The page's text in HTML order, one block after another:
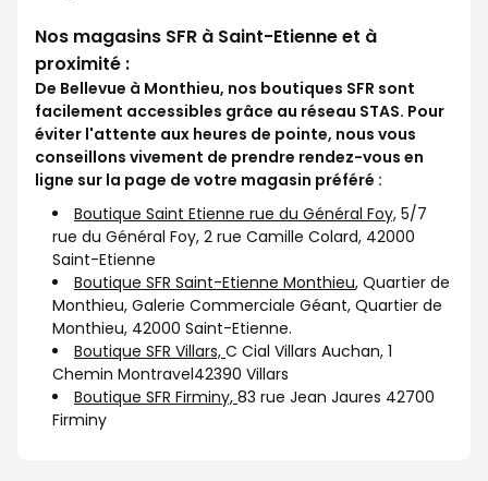
Nos magasins SFR à Saint-Etienne et à
proximité :
De Bellevue à Monthieu, nos boutiques SFR sont
facilement accessibles grâce au réseau STAS. Pour
éviter l'attente aux heures de pointe, nous vous
conseillons vivement de prendre rendez-vous en
ligne sur la page de votre magasin préféré :
Boutique Saint Etienne rue du Général Foy, 5/7
rue du Général Foy, 2 rue Camille Colard, 42000
Saint-Etienne
Boutique SFR Saint-Etienne Monthieu, Quartier de
Monthieu, Galerie Commerciale Géant, Quartier de
Monthieu, 42000 Saint-Etienne.
Boutique SFR Villars, C Cial Villars Auchan, 1
Chemin Montravel42390 Villars
Boutique SFR Firminy, 83 rue Jean Jaures 42700
Firminy